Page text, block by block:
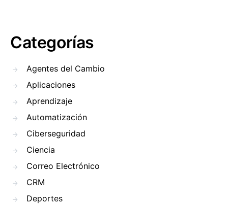
Categorías
Agentes del Cambio
Aplicaciones
Aprendizaje
Automatización
Ciberseguridad
Ciencia
Correo Electrónico
CRM
Deportes